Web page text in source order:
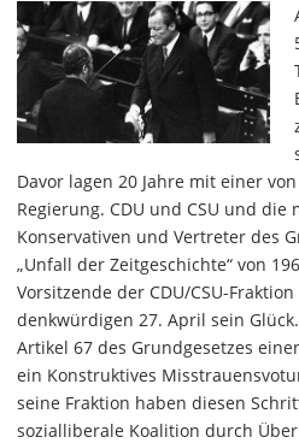
Davor lagen 20 Jahre mit einer
Regierung. CDU und CSU und
Konservativen und Vertreter des
„Unfall der Zeitgeschichte“ von
Vorsitzende der CDU/CSU-
denkwürdigen 27. April sein
Artikel 67 des Grundgesetzes
ein Konstruktives
seine Fraktion haben diesen
sozialliberale Koalition durch